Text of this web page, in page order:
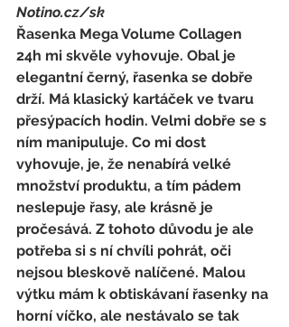
Notino.cz/sk
Řasenka Mega Volume Collagen
24h mi skvěle vyhovuje. Obal je
elegantní černý, řasenka se dobře
drží. Má klasický kartáček ve tvaru
přesýpacích hodin. Velmi dobře se s
ním manipuluje. Co mi dost
vyhovuje, je, že nenabírá velké
množství produktu, a tím pádem
neslepuje řasy, ale krásně je
pročesává. Z tohoto důvodu je ale
potřeba si s ní chvíli pohrát, oči
nejsou bleskově nalíčené. Malou
výtku mám k obtiskávaní řasenky na
horní víčko, ale nestávalo se tak